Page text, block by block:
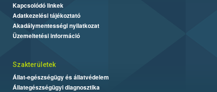
Kapcsolódó linkek
Adatkezelési tájékoztató
Akadálymentességi nyilatkozat
Üzemeltetési információ
Szakterületek
Állat-egészségügy és állatvédelem
Állategészségügyi diagnosztika